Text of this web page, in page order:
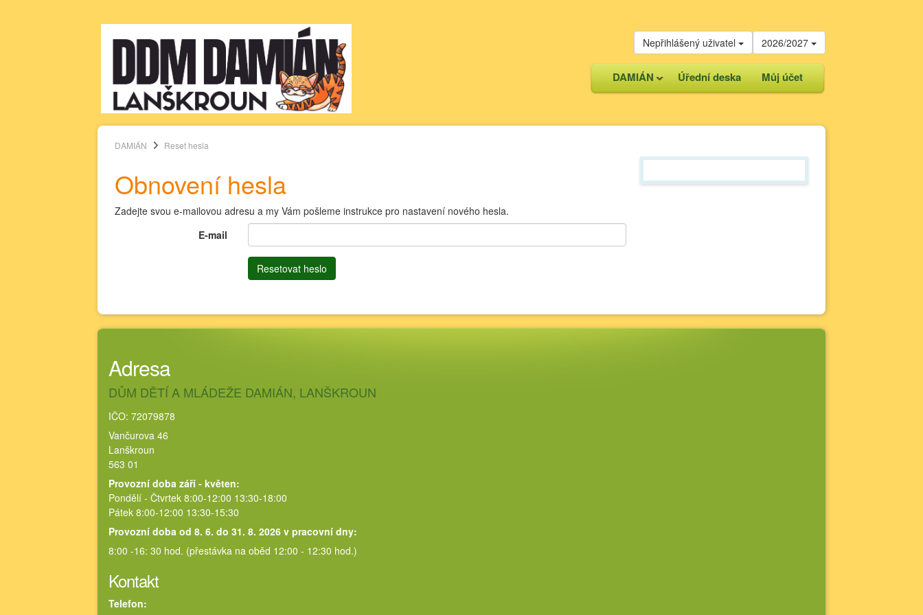
2026/2027
Nepřihlášený uživatel
DAMIÁN Úřední deska Můj účet
DAMIÁN Reset hesla
Obnovení hesla
Zadejte svou e-mailovou adresu a my Vám pošleme instrukce pro nastavení nového hesla.
E-mail
Resetovat heslo
Adresa
DŮM DĚTÍ A MLÁDEŽE DAMIÁN, LANŠKROUN
IČO: 72079878
Vančurova 46
Lanškroun
563 01
Provozní doba září - květen:
Pondělí - Čtvrtek 8:00-12:00 13:30-18:00
Pátek 8:00-12:00 13:30-15:30
Provozní doba od 8. 6. do 31. 8. 2026 v pracovní dny:
8:00 -16: 30 hod. (přestávka na oběd 12:00 - 12:30 hod.)
Kontakt
Telefon: